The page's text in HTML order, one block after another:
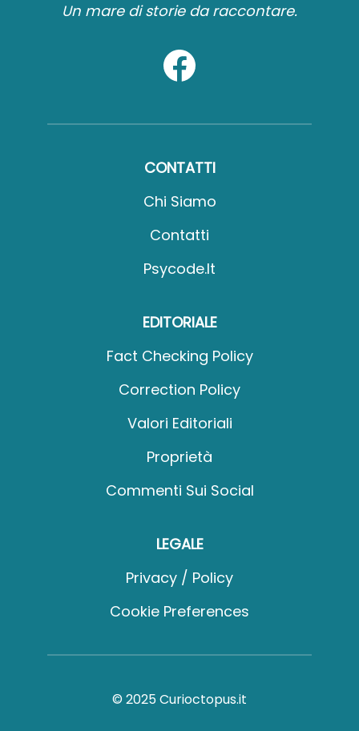
Un mare di storie da raccontare.
CONTATTI
Chi Siamo
Contatti
Psycode.it
EDITORIALE
Fact Checking Policy
Correction Policy
Valori Editoriali
Proprietà
Commenti Sui Social
LEGALE
Privacy / Policy
Cookie Preferences
© 2025 Curioctopus.it